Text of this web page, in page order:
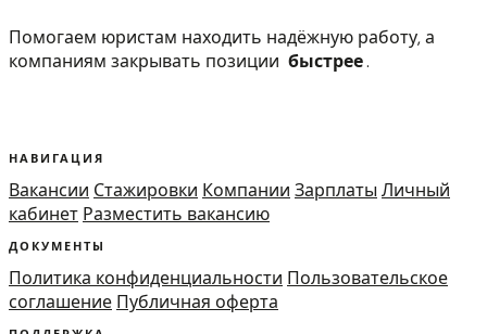
Помогаем юристам находить надёжную работу, а
компаниям закрывать позиции быстрее.
НАВИГАЦИЯ
Вакансии Стажировки Компании Зарплаты Личный
кабинет Разместить вакансию
ДОКУМЕНТЫ
Политика конфиденциальности Пользовательское
соглашение Публичная оферта